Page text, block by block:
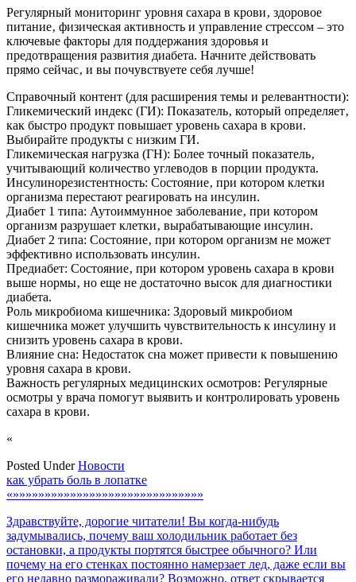
Регулярный мониторинг уровня сахара в крови‚ здоровое
питание‚ физическая активность и управление стрессом – это
ключевые факторы для поддержания здоровья и
предотвращения развития диабета. Начните действовать
прямо сейчас‚ и вы почувствуете себя лучше!
Справочный контент (для расширения темы и релевантности):
Гликемический индекс (ГИ): Показатель‚ который определяет‚
как быстро продукт повышает уровень сахара в крови.
Выбирайте продукты с низким ГИ.
Гликемическая нагрузка (ГН): Более точный показатель‚
учитывающий количество углеводов в порции продукта.
Инсулинорезистентность: Состояние‚ при котором клетки
организма перестают реагировать на инсулин.
Диабет 1 типа: Аутоиммунное заболевание‚ при котором
организм разрушает клетки‚ вырабатывающие инсулин.
Диабет 2 типа: Состояние‚ при котором организм не может
эффективно использовать инсулин.
Предиабет: Состояние‚ при котором уровень сахара в крови
выше нормы‚ но еще не достаточно высок для диагностики
диабета.
Роль микробиома кишечника: Здоровый микробиом
кишечника может улучшить чувствительность к инсулину и
снизить уровень сахара в крови.
Влияние сна: Недостаток сна может привести к повышению
уровня сахара в крови.
Важность регулярных медицинских осмотров: Регулярные
осмотры у врача помогут выявить и контролировать уровень
сахара в крови.
«
Posted UnderНовости
Навигация
по
записям
как убрать боль в лопатке
«»»»»»»»»»»»»»»»»»»»»»»»»»»»»»»
Здравствуйте, дорогие читатели! Вы когда-нибудь
задумывались, почему ваш холодильник работает без
остановки, а продукты портятся быстрее обычного? Или
почему на его стенках постоянно намерзает лед, даже если вы
его недавно размораживали? Возможно, ответ скрывается